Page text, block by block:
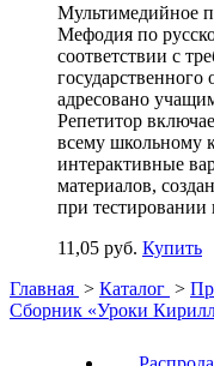
Мультимедийное
Мефодия по
соответствии с
государственного
адресовано
Репетитор
всему школьному
интерактивные
материалов,
при
11,05 руб. Купить
Главная > Каталог >
Сборник «Уроки